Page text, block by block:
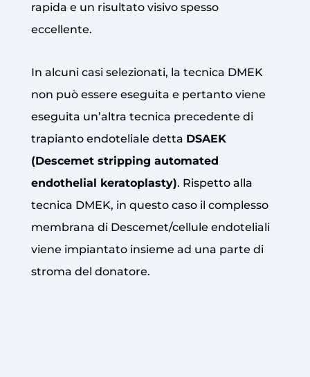
rapida e un risultato visivo spesso
eccellente.
In alcuni casi selezionati, la tecnica DMEK
non può essere eseguita e pertanto viene
eseguita un’altra tecnica precedente di
trapianto endoteliale detta DSAEK
(Descemet stripping automated
endothelial keratoplasty). Rispetto alla
tecnica DMEK, in questo caso il complesso
membrana di Descemet/cellule endoteliali
viene impiantato insieme ad una parte di
stroma del donatore.